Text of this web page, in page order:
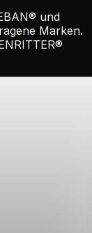
® und
Marken.
®